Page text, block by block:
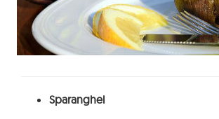
Sparanghel